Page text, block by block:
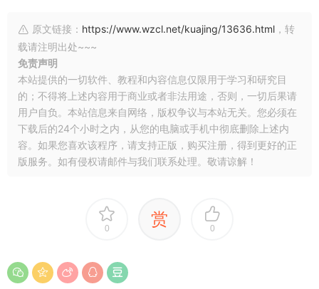
原文链接： https://www.wzcl.net/kuajing/13636.html ，转
载请注明出处~~~
免责声明
本站提供的一切软件、教程和内容信息仅限用于学习和研究目
的；不得将上述内容用于商业或者非法用途，否则，一切后果请
用户自负。本站信息来自网络，版权争议与本站无关。您必须在
下载后的24个小时之内，从您的电脑或手机中彻底删除上述内
容。如果您喜欢该程序，请支持正版，购买注册，得到更好的正
版服务。如有侵权请邮件与我们联系处理。敬请谅解！
0 赏 0